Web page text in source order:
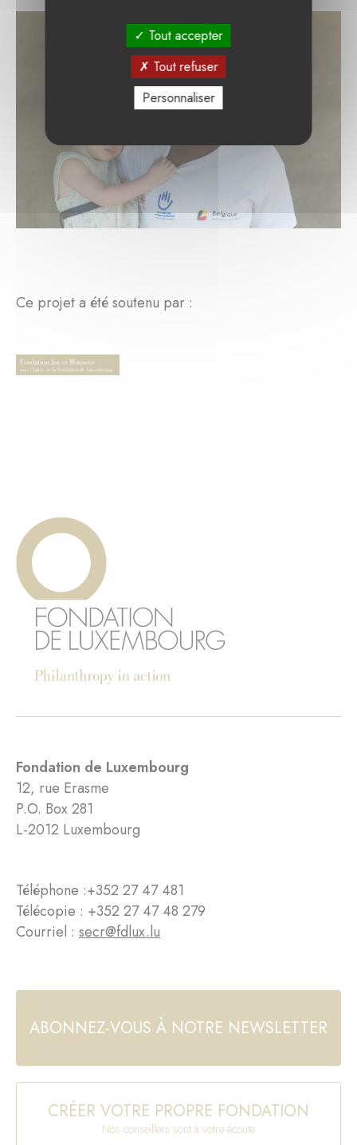
Ce projet a été soutenu par :
Fondation de Luxembourg
12, rue Erasme
P.O. Box 281
L-2012 Luxembourg
Téléphone :+352 27 47 481
Télécopie : +352 27 47 48 279
Courriel : secr@fdlux.lu
ABONNEZ-VOUS À NOTRE NEWSLETTER
CRÉER VOTRE PROPRE FONDATION
Nos conseillers sont à votre écoute
Tout accepter
Tout refuser
Personnaliser